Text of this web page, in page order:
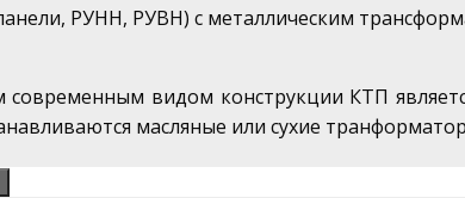
РУНН, РУВН) с металлическим
видом конструкции КТП
масляные или сухие